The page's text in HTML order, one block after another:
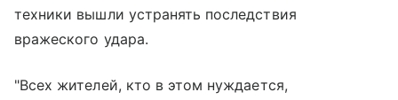
техники вышли устранять последствия
вражеского удара.
"Всех жителей, кто в этом нуждается,